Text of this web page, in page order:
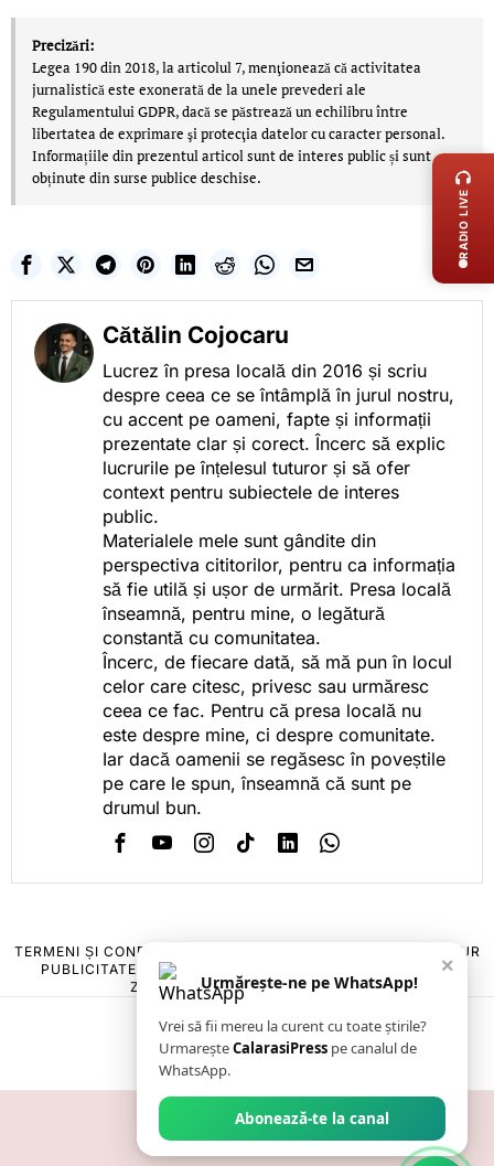
Precizări:
Legea 190 din 2018, la articolul 7, menţionează că activitatea
jurnalistică este exonerată de la unele prevederi ale
Regulamentului GDPR, dacă se păstrează un echilibru între
libertatea de exprimare şi protecţia datelor cu caracter personal.
Informațiile din prezentul articol sunt de interes public și sunt
obținute din surse publice deschise.
Cătălin Cojocaru
Lucrez în presa locală din 2016 și scriu
despre ceea ce se întâmplă în jurul nostru,
cu accent pe oameni, fapte și informații
prezentate clar și corect. Încerc să explic
lucrurile pe înțelesul tuturor și să ofer
context pentru subiectele de interes
public.
Materialele mele sunt gândite din
perspectiva cititorilor, pentru ca informația
să fie utilă și ușor de urmărit. Presa locală
înseamnă, pentru mine, o legătură
constantă cu comunitatea.
Încerc, de fiecare dată, să mă pun în locul
celor care citesc, privesc sau urmăresc
ceea ce fac. Pentru că presa locală nu
este despre mine, ci despre comunitate.
Iar dacă oamenii se regăsesc în poveștile
pe care le spun, înseamnă că sunt pe
drumul bun.
TERMENI ȘI CONDIȚII
POLITICA DE ANULARE & RETUR
PUBLICITATE ONLINE & TIPĂRITĂ
CONTACT
ZIARUL ANUNȚUL CĂLĂRĂȘEAN
×
Urmărește-ne pe WhatsApp!
Vrei să fii mereu la curent cu toate știrile?
UrmareșteCalarasiPress pe canalul de
WhatsApp.
Abonează-te la canal
RADIO LIVE